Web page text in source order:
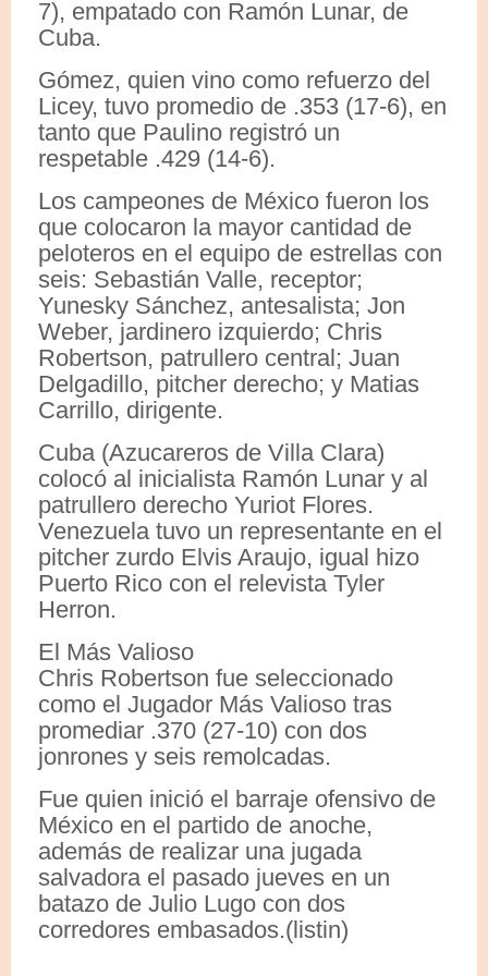
7), empatado con Ramón Lunar, de
Cuba.
Gómez, quien vino como refuerzo del
Licey, tuvo promedio de .353 (17-6), en
tanto que Paulino registró un
respetable .429 (14-6).
Los campeones de México fueron los
que colocaron la mayor cantidad de
peloteros en el equipo de estrellas con
seis: Sebastián Valle, receptor;
Yunesky Sánchez, antesalista; Jon
Weber, jardinero izquierdo; Chris
Robertson, patrullero central; Juan
Delgadillo, pitcher derecho; y Matias
Carrillo, dirigente.
Cuba (Azucareros de Villa Clara)
colocó al inicialista Ramón Lunar y al
patrullero derecho Yuriot Flores.
Venezuela tuvo un representante en el
pitcher zurdo Elvis Araujo, igual hizo
Puerto Rico con el relevista Tyler
Herron.
El Más Valioso
Chris Robertson fue seleccionado
como el Jugador Más Valioso tras
promediar .370 (27-10) con dos
jonrones y seis remolcadas.
Fue quien inició el barraje ofensivo de
México en el partido de anoche,
además de realizar una jugada
salvadora el pasado jueves en un
batazo de Julio Lugo con dos
corredores embasados.(listin)